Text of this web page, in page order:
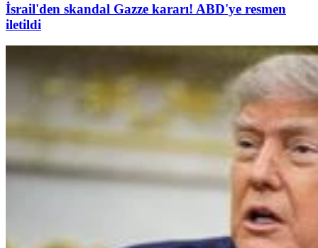
İsrail'den skandal Gazze kararı! ABD'ye resmen
iletildi